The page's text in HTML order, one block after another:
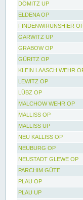
DÖMITZ UP
ELDENA OP
FINDENWIRUNSHIER
GARWITZ UP
GRABOW OP
GÜRITZ OP
KLEIN LAASCH WEHR
LEWITZ OP
LÜBZ OP
MALCHOW WEHR OP
MALLISS OP
MALLISS UP
NEU KALLISS OP
NEUBURG OP
NEUSTADT GLEWE OP
PARCHIM GÜTE
PLAU OP
PLAU UP